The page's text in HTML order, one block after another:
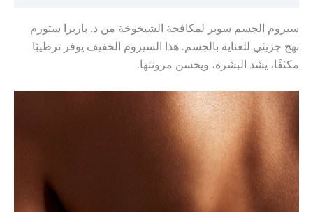
سيروم الجسم سوبر لمكافحة الشيخوخة من د. باربرا ستورم
نهج جزيئي للعناية بالجسم. هذا السيروم الخفيف يوفر ترطيبًا
مكثفًا، يشد البشرة، ويحسن مرونتها.